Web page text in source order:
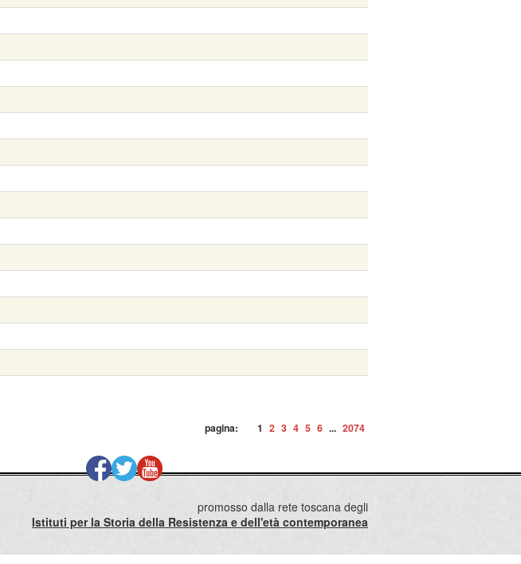
pagina: 1 2 3 4 5 6 ... 2074
promosso dalla rete toscana degli
Istituti per la Storia della Resistenza e dell'età contemporanea